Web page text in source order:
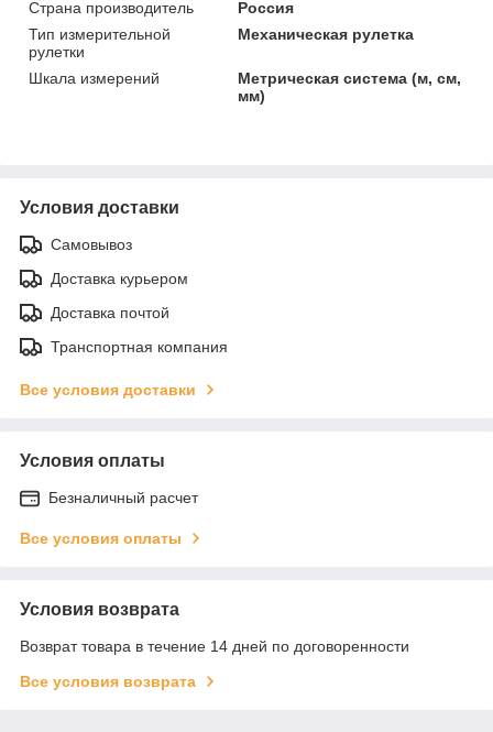
Страна производитель
Россия
Тип измерительной
рулетки
Механическая рулетка
Шкала измерений
Метрическая система (м, см,
мм)
Условия доставки
Самовывоз
Доставка курьером
Доставка почтой
Транспортная компания
Все условия доставки
Условия оплаты
Безналичный расчет
Все условия оплаты
Условия возврата
Возврат товара в течение 14 дней по договоренности
Все условия возврата